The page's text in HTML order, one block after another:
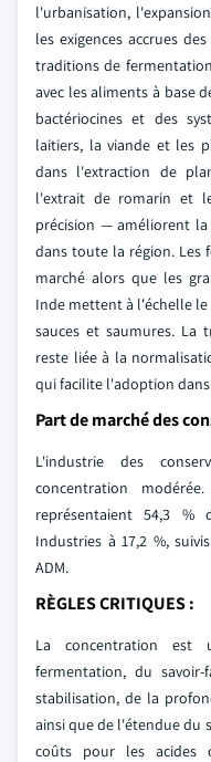
l'urbanisation,
les exigences accrues
traditions de
avec les aliments à base
bactériocines et des
laitiers, la viande et les
dans l'extraction de
l'extrait de romarin et
précision — améliorent
dans toute la région. Les
marché alors que les
Inde mettent à l'échelle
sauces et saumures. La
reste liée à la
qui facilite l'adoption dans
Part de marché des
L'industrie des
concentration
représentaient 54,3 %
Industries à 17,2 %,
ADM.
RÈGLES CRITIQUES :
La concentration
fermentation, du
stabilisation, de la
ainsi que de l'étendue du
coûts pour les acides